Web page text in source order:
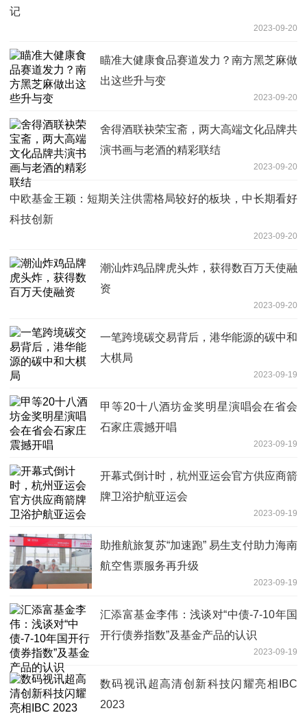
记
2023-09-20
瞄准大健康食品赛道发力？南方黑芝麻做
出这些升与变
2023-09-20
舍得酒联袂荣宝斋，两大高端文化品牌共
演书画与老酒的精彩联结
2023-09-20
中欧基金王颖：短期关注供需格局较好的板块，中长期看好
科技创新
2023-09-20
潮汕炸鸡品牌虎头炸，获得数百万天使融
资
2023-09-20
一笔跨境碳交易背后，港华能源的碳中和
大棋局
2023-09-19
甲等20十八酒坊金奖明星演唱会在省会
石家庄震撼开唱
2023-09-19
开幕式倒计时，杭州亚运会官方供应商箭
牌卫浴护航亚运会
2023-09-19
助推航旅复苏“加速跑” 易生支付助力海南
航空售票服务再升级
2023-09-19
汇添富基金李伟：浅谈对“中债-7-10年国
开行债券指数”及基金产品的认识
2023-09-19
数码视讯超高清创新科技闪耀亮相IBC
2023